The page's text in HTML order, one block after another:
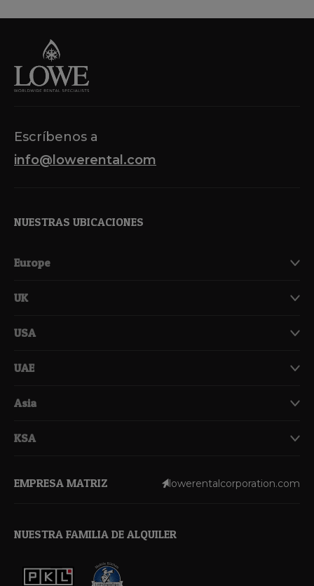
Escríbenos a
info@lowerental.com
NUESTRAS UBICACIONES
Europe
UK
USA
UAE
Asia
KSA
EMPRESA MATRIZ lowerentalcorporation.com
NUESTRA FAMILIA DE ALQUILER